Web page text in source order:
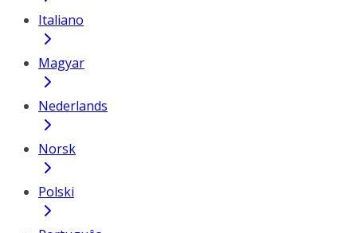
Italiano
Magyar
Nederlands
Norsk
Polski